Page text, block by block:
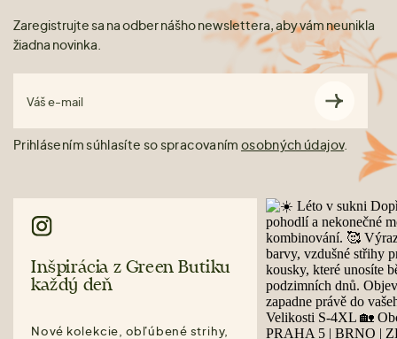
Zaregistrujte sa na odber nášho newslettera, aby vám neunikla
žiadna novinka.
Váš e-mail
Prihlásením súhlasíte so spracovaním osobných údajov.
Inšpirácia z Green Butiku
každý deň
Nové kolekcie, obľúbené strihy,